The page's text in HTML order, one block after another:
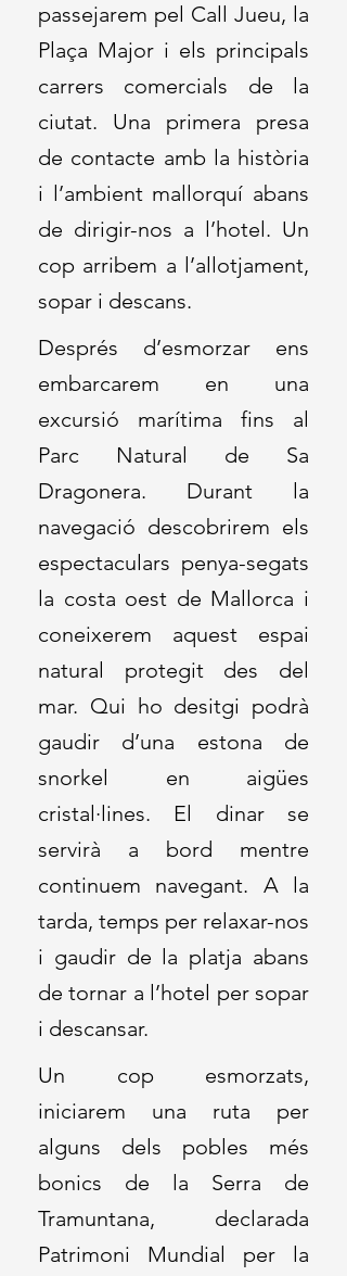
passejarem pel Call Jueu, la
Plaça Major i els principals
carrers comercials de la
ciutat. Una primera presa
de contacte amb la història
i l’ambient mallorquí abans
de dirigir-nos a l’hotel. Un
cop arribem a l’allotjament,
sopar i descans.
Després d’esmorzar ens
embarcarem en una
excursió marítima fins al
Parc Natural de Sa
Dragonera. Durant la
navegació descobrirem els
espectaculars penya-segats
la costa oest de Mallorca i
coneixerem aquest espai
natural protegit des del
mar. Qui ho desitgi podrà
gaudir d’una estona de
snorkel en aigües
cristal·lines. El dinar se
servirà a bord mentre
continuem navegant. A la
tarda, temps per relaxar-nos
i gaudir de la platja abans
de tornar a l’hotel per sopar
i descansar.
Un cop esmorzats,
iniciarem una ruta per
alguns dels pobles més
bonics de la Serra de
Tramuntana, declarada
Patrimoni Mundial per la